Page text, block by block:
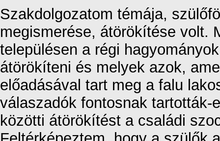
Szakdolgozatom témája,
megismerése, átörökítése volt.
településen a régi
átörökíteni és melyek azok,
előadásával tart meg a falu
válaszadók fontosnak tartották-
közötti átörökítést a családi